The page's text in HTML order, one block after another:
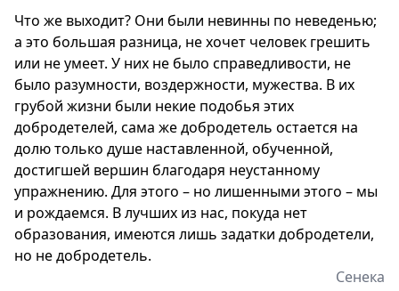
Что же выходит? Они были невинны по неведенью;
а это большая разница, не хочет человек грешить
или не умеет. У них не было справедливости, не
было разумности, воздержности, мужества. В их
грубой жизни были некие подобья этих
добродетелей, сама же добродетель остается на
долю только душе наставленной, обученной,
достигшей вершин благодаря неустанному
упражнению. Для этого – но лишенными этого – мы
и рождаемся. В лучших из нас, покуда нет
образования, имеются лишь задатки добродетели,
но не добродетель.
Сенека